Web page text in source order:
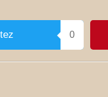
0